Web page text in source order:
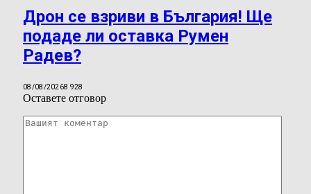
Дрон се взриви в България! Ще
подаде ли оставка Румен
Радев?
08/08/20268 928
Оставете отговор